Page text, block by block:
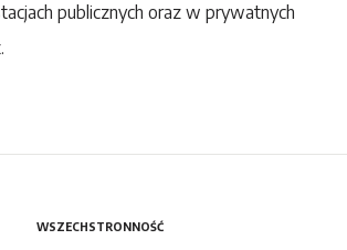
publicznych oraz w prywatnych
WSZECHSTRONNOŚĆ